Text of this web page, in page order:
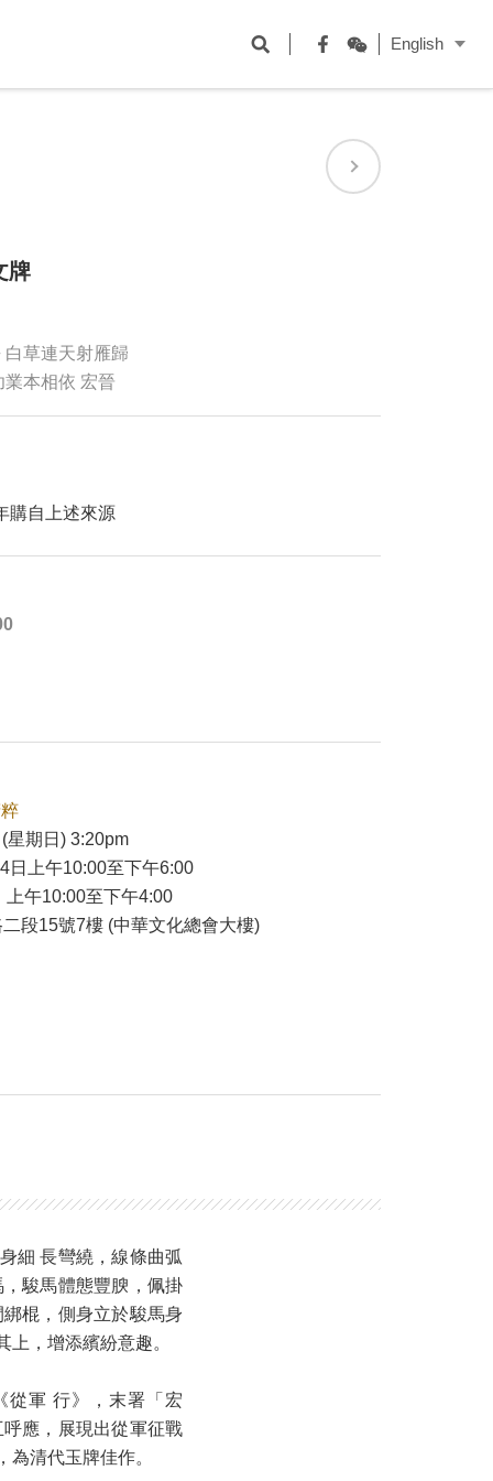
Facebook
WeChat
English
牌
草連天射雁歸
本相依 宏晉
購自上述來源
星期日) 3:20pm
日上午10:00至下午6:00
上午10:00至下午4:00
段15號7樓 (中華文化總會大樓)
細 長彎繞，線條曲弧
駿馬體態豐腴，佩掛
棍，側身立於駿馬身
，增添繽紛意趣。
從軍 行》，末署「宏
應，展現出從軍征戰
為清代玉牌佳作。